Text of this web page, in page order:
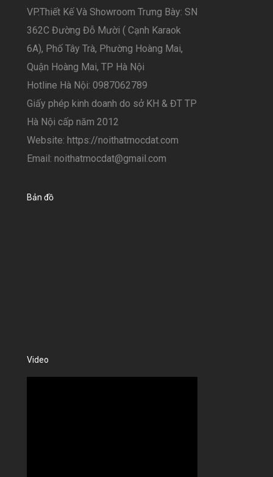
VP.Thiết Kế Và Showroom Trưng Bày: SN
362C Đường Đỗ Mười ( Cạnh Karaok
6A), Phố Tây Trà, Phường Hoàng Mai,
Quận Hoàng Mai, TP Hà Nội
Hotline Hà Nội: 0987062789
Giấy phép kinh doanh do sở KH & ĐT TP
Hà Nội cấp năm 2012
Website: https://noithatmocdat.com
Email: noithatmocdat@gmail.com
Bản đồ
Video